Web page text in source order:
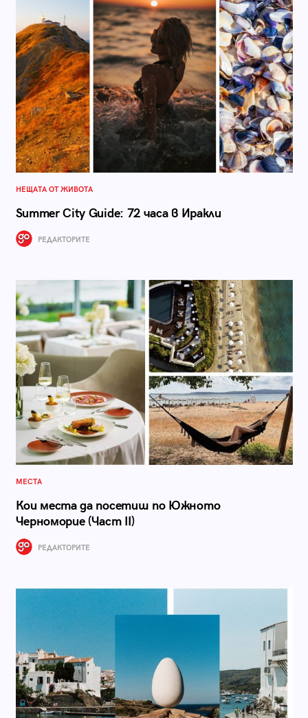
НЕЩАТА ОТ ЖИВОТА
Summer City Guide: 72 часа в Иракли
РЕДАКТОРИТЕ
МЕСТА
Кои места да посетиш по Южното
Черноморие (Част II)
РЕДАКТОРИТЕ